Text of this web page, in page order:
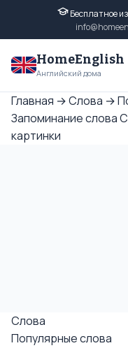
Бесплатное
HomeEnglish
Английский дома
Главная →Слова →
Запоминание слова
картинки
Слова
Популярные слова